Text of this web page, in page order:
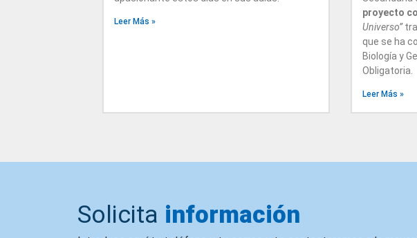
Leer Más »
proyecto
Universo”
que se ha
Biología y
Obligatoria.
Leer Más »
Solicita información